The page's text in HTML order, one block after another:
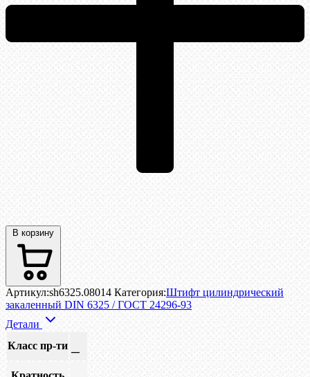
В корзину
Артикул:sh6325.08014 Категория:Штифт цилиндрический
закаленный DIN 6325 / ГОСТ 24296-93
Детали
Класс пр-ти —